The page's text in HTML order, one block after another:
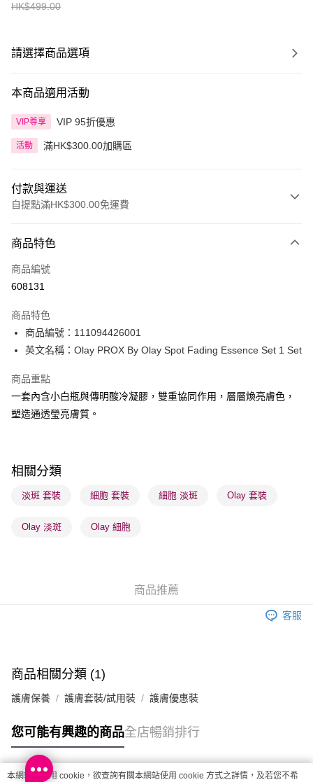
HK$499.00
請選擇商品選項
本商品適用活動
VIP尊享 VIP 95折優惠
活動 滿HK$300.00加購區
付款與運送
自提點滿HK$300.00免運費
信用卡
Apple Pay
PayMe
WeChat Pay
BoC Pay
送貨方式
每筆HK$65.00，滿HK$300.00或以上免運費
確認發貨後1-3 工作天送達，訂單將隨機分配至SF順豐速運或京東
(香港門市) 只顯示可選門市。確認發貨後2-5個工作天到店，3天內
取。逾期會取消訂單，並不會安排重寄
商品特色
商品編號
608131
商品特色
商品編號：111094426001
英文名稱：Olay PROX By Olay Spot Fading Essence Set 1 Set
商品重點
一套內含小白瓶與傳明酸冷凝膠，雙重協同作用，層層煥亮膚色，
塑造通透瑩亮膚質。
相關分類
淡斑 套裝 細胞 套裝 細胞 淡斑 Olay 套裝
Olay 淡斑 Olay 細胞
商品推薦
客服
商品相關分類 (1)
護膚保養 護膚套裝/試用裝 護膚優惠裝
您可能有興趣的商品全店暢銷排行
本網站中使用 cookie，欲查詢有關本網站使用 cookie 方式之詳情，及若您不希